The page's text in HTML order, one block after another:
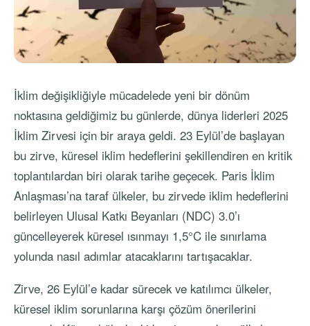
İklim değişikliğiyle mücadelede yeni bir dönüm
noktasına geldiğimiz bu günlerde, dünya liderleri 2025
İklim Zirvesi için bir araya geldi. 23 Eylül’de başlayan
bu zirve, küresel iklim hedeflerini şekillendiren en kritik
toplantılardan biri olarak tarihe geçecek. Paris İklim
Anlaşması’na taraf ülkeler, bu zirvede iklim hedeflerini
belirleyen Ulusal Katkı Beyanları (NDC) 3.0’ı
güncelleyerek küresel ısınmayı 1,5°C ile sınırlama
yolunda nasıl adımlar atacaklarını tartışacaklar.
Zirve, 26 Eylül’e kadar sürecek ve katılımcı ülkeler,
küresel iklim sorunlarına karşı çözüm önerilerini